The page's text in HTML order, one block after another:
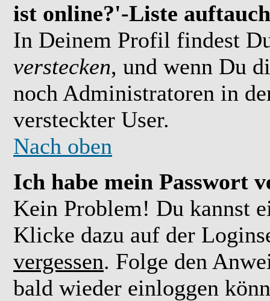
ist online?'-Liste
In Deinem Profil findest
verstecken, und wenn Du
noch Administratoren in
versteckter User.
Nach oben
Ich habe mein Passwort
Kein Problem! Du kannst
Klicke dazu auf der
vergessen. Folge den
bald wieder einloggen